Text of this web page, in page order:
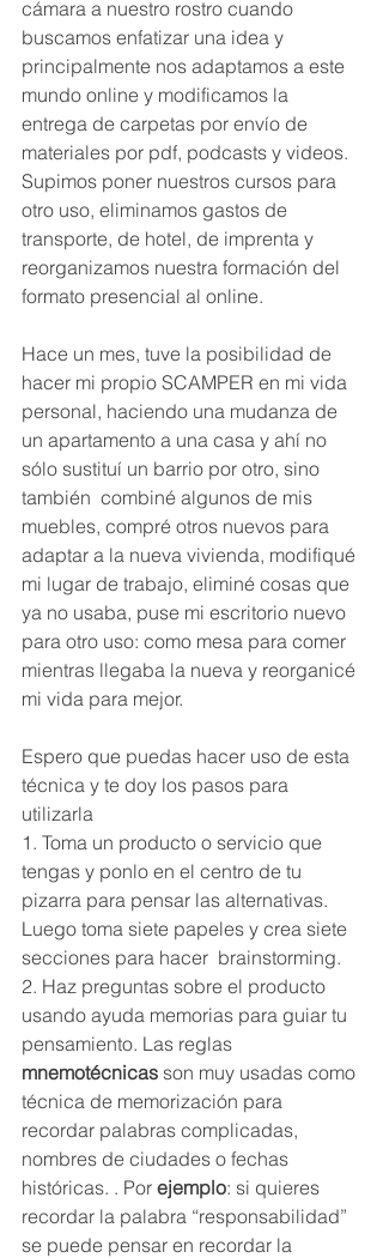
cámara a nuestro rostro cuando
buscamos enfatizar una idea y
principalmente nos adaptamos a este
mundo online y modificamos la
entrega de carpetas por envío de
materiales por pdf, podcasts y videos.
Supimos poner nuestros cursos para
otro uso, eliminamos gastos de
transporte, de hotel, de imprenta y
reorganizamos nuestra formación del
formato presencial al online.
Hace un mes, tuve la posibilidad de
hacer mi propio SCAMPER en mi vida
personal, haciendo una mudanza de
un apartamento a una casa y ahí no
sólo sustituí un barrio por otro, sino
también  combiné algunos de mis
muebles, compré otros nuevos para
adaptar a la nueva vivienda, modifiqué
mi lugar de trabajo, eliminé cosas que
ya no usaba, puse mi escritorio nuevo
para otro uso: como mesa para comer
mientras llegaba la nueva y reorganicé
mi vida para mejor.
Espero que puedas hacer uso de esta
técnica y te doy los pasos para
utilizarla
1. Toma un producto o servicio que
tengas y ponlo en el centro de tu
pizarra para pensar las alternativas.
Luego toma siete papeles y crea siete
secciones para hacer  brainstorming.
2. Haz preguntas sobre el producto
usando ayuda memorias para guiar tu
pensamiento. Las reglas
mnemotécnicas son muy usadas como
técnica de memorización para
recordar palabras complicadas,
nombres de ciudades o fechas
históricas. . Por ejemplo: si quieres
recordar la palabra “responsabilidad”
se puede pensar en recordar la